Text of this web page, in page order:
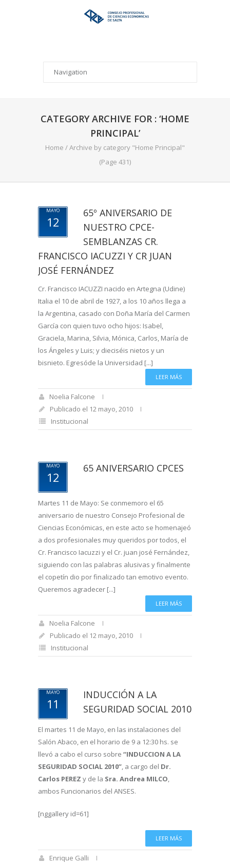
CATEGORY ARCHIVE FOR : ‘HOME
PRINCIPAL’
Home /Archive by category "Home Principal"
(Page 431)
MAYO
12
65º ANIVERSARIO DE
NUESTRO CPCE-
SEMBLANZAS CR.
FRANCISCO IACUZZI Y CR JUAN
JOSÉ FERNÁNDEZ
Cr. Francisco IACUZZI nacido en Artegna (Udine)
Italia el 10 de abril de 1927, a los 10 años llega a
la Argentina, casado con Doña María del Carmen
García con quien tuvo ocho hijos: Isabel,
Graciela, Marina, Silvia, Mónica, Carlos, María de
los Ángeles y Luis; y dieciséis nietos y un
bisnieto. Egresóde la Universidad [...]
LEER MÁS
Noelia Falcone
Publicado el 12 mayo, 2010
Institucional
MAYO
12
65 ANIVERSARIO CPCES
Martes 11 de Mayo: Se conmemoro el 65
aniversario de nuestro Consejo Profesional de
Ciencias Económicas, en este acto se homenajeó
a dos profesionales muy queridos por todos, el
Cr. Francisco Iacuzzi y el Cr. juan josé Fernández,
siguiendo con las palabras alusivas y finalmente
el copetín dio por finalizado tan emotivo evento.
Queremos agradecer [...]
LEER MÁS
Noelia Falcone
Publicado el 12 mayo, 2010
Institucional
MAYO
11
INDUCCIÓN A LA
SEGURIDAD SOCIAL 2010
El martes 11 de Mayo, en las instalaciones del
Salón Abaco, en el horario de 9 a 12:30 hs. se
llevó a cabo el curso sobre “INDUCCION A LA
SEGURIDAD SOCIAL 2010”, a cargo del Dr.
Carlos PEREZ y de la Sra. Andrea MILCO,
ambos Funcionarios del ANSES.
[nggallery id=61]
LEER MÁS
Enrique Galli